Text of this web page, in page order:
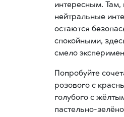
интересным. Там,
нейтральные
остаются
спокойными,
смело
Попробуйте
розового с
голубого с
пастельно-